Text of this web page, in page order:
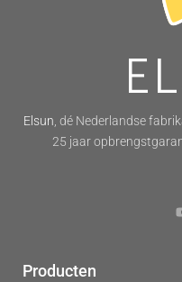
Elsun, dé Nederlandse
25 jaar
Producten